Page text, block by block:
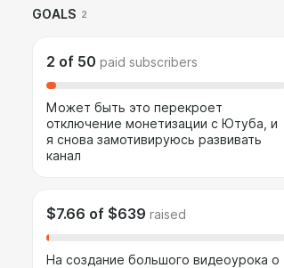
GOALS 2
2 of 50 paid subscribers
Может быть это перекроет
отключение монетизации с Ютуба, и
я снова замотивируюсь развивать
канал
$7.66 of $639 raised
На создание большого видеоурока о